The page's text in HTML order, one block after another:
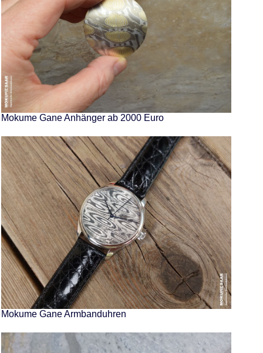
Mokume Gane Anhänger ab 2000 Euro
Mokume Gane Armbanduhren